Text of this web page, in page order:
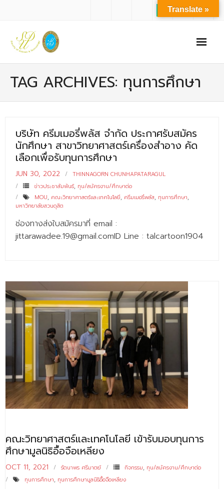
- ปรัชญา วิสัยทัศน์ พันธกิจ ของคณะ
- ประวัติความเป็นมาของคณะ
- บุคลากร
- - สำนักงานคณะวิทยาศาสตร์และเทคโนโลยี
- - บุคลากรสนับสนุน
- - วิทยาการคอมพิวเตอร์
- - วิทยาศาสตร์เครื่องสำอาง
- - อาชีวอนามัยและความปลอดภัย
- - อนามัยสิ่งแวดล้อมและสาธารณภัย
- - วิทยาศาสตร์การแพทย์
- - ความมั่นคงปลอดภัยไซเบอร์
- ศึกษาศาสตรบัณฑิต
- - วิทยาศาสตร์ทั่วไป
TAG ARCHIVES: ทุนการศึกษา
บริษัท ครีมเมอรี่พลัส จำกัด ประกาศรับสมัคร
นักศึกษา สาขาวิทยาศาสตร์เครื่องสำอาง คัด
เลือกเพื่อรับทุนการศึกษา
JUN 30, 2022
THINNAGORN CHUNHAPATARAGUL
ข่าวประชาสัมพันธ์, ทุน/สมัครงาน/ศึกษาต่อ
MOU, คณะวิทยาศาสตร์และเทคโนโลยี, ครีมเมอรี่พลัส, ทุนการศึกษา,
มหาวิทยาลัยสวนดุสิต
ช่องทางส่งใบสมัครมาที่ email :
jittarawadee.19@gmail.comID Line : talcartoon1904
คณะวิทยาศาสตร์และเทคโนโลยี เข้ารับมอบทุนการ
ศึกษามูลนิธิอื้อจือเหลียง
OCT 11, 2021 รัตนาพร ศรีมาตย์ กิจกรรม, ทุน/สมัครงาน/ศึกษาต่อ
ทุนการศึกษา, ทุนการศึกษามูลนิธิอื้อจือเหลียง
Translate »